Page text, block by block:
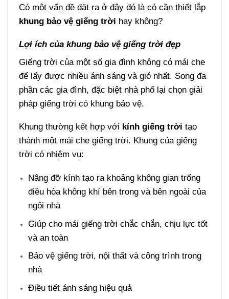
Có một vấn đề đặt ra ở đây đó là có cần thiết lắp
khung bảo vệ giếng trời hay không?
Lợi ích của khung bảo vệ giếng trời đẹp
Giếng trời của một số gia đình không có mái che
để lấy được nhiều ánh sáng và gió nhất. Song đa
phần các gia đình, đặc biệt nhà phố lại chọn giải
pháp giếng trời có khung bảo vệ.
Khung thường kết hợp với kính giếng trời tạo
thành một mái che giếng trời. Khung của giếng
trời có nhiệm vụ:
Nâng đỡ kính tạo ra khoảng không gian trống
điều hòa không khí bên trong và bên ngoài của
ngôi nhà
Giúp cho mái giếng trời chắc chắn, chịu lực tốt
và an toàn
Bảo vệ giếng trời, nội thất và công trình trong
nhà
Điều tiết ánh sáng hiệu quả